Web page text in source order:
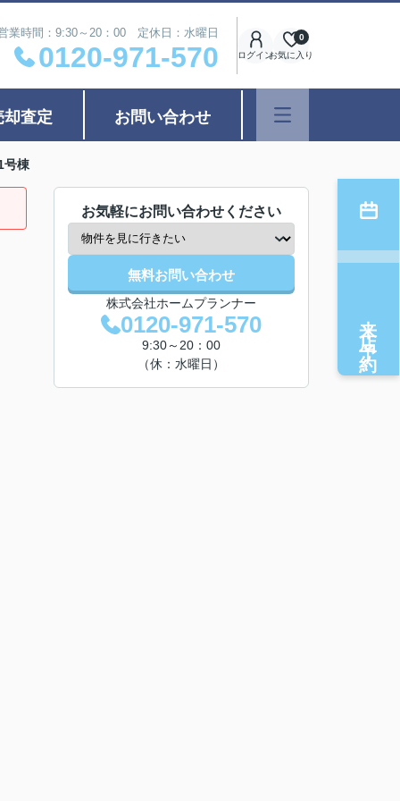
業時間：9:30～20：00 定休日：水曜日
0120-971-570 ログインお気に入り
0
却査定 お問い合わせ
棟
お気軽にお問い合わせください
無料お問い合わせ
株式会社ホームプランナー
0120-971-570
9:30～20：00
（休：水曜日）
来店予約